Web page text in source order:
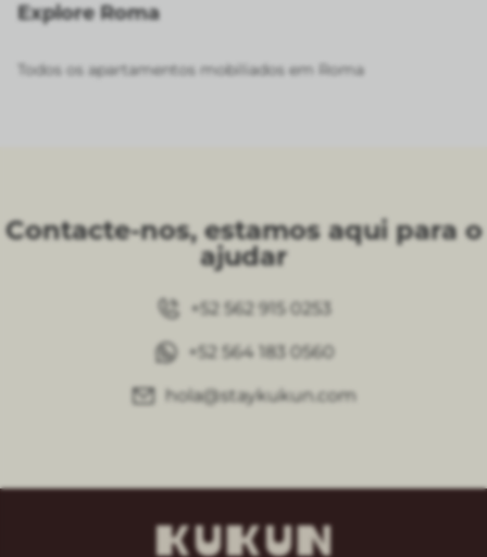
Explore Roma
Todos os apartamentos mobiliados em Roma
Contacte-nos, estamos aqui para o
ajudar
+52 562 915 0253
+52 564 183 0560
hola@staykukun.com